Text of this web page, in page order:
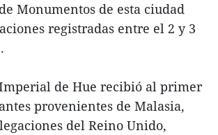
Monumentos de esta ciudad
registradas entre el 2 y 3
de Hue recibió al primer
provenientes de Malasia,
del Reino Unido,